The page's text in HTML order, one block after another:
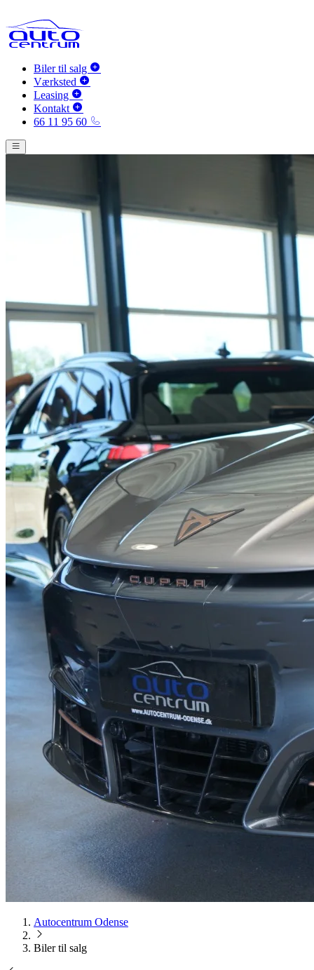
Biler til salg
Værksted
Leasing
Kontakt
66 11 95 60
Autocentrum Odense
Biler til salg